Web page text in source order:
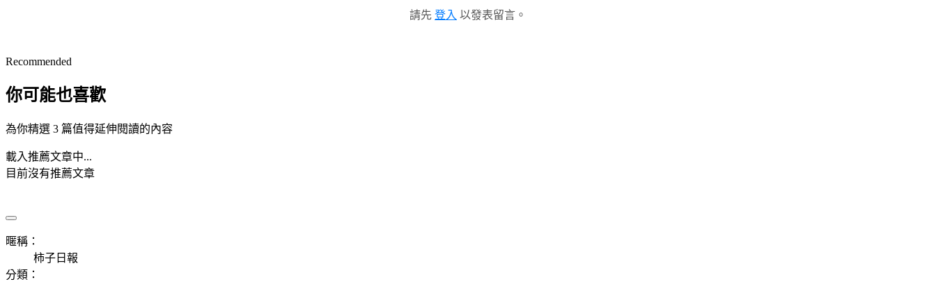
請先 登入 以發表留言。
Recommended
你可能也喜歡
為你精選 3 篇值得延伸閱讀的內容
載入推薦文章中...
目前沒有推薦文章
暱稱：
柿子日報
分類：